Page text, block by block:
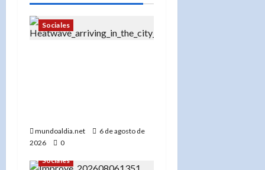
Sociales
mundoaldia.net
6 de agosto de
2026
0
Sociales